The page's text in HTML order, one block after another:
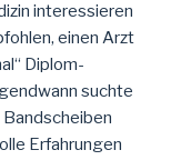
interessieren
einen Arzt
Diplom-
suchte
Erfahrungen